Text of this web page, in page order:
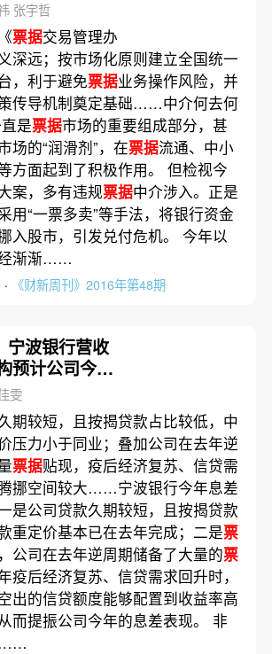
张宇哲
票据交易管理办
深远；按市场化原则建立全国统一
，利于避免票据业务操作风险，并
传导机制奠定基础……中介何去何
是票据市场的重要组成部分，甚
场的“润滑剂”，在票据流通、中小
方面起到了积极作用。 但检视今
案，多有违规票据中介涉入。正是
用“一票多卖”等手法，将银行资金
入股市，引发兑付危机。 今年以
渐渐……
《财新周刊》2016年第48期
宁波银行营收
预计公司今年
雯
期较短，且按揭贷款占比较低，中
压力小于同业；叠加公司在去年逆
票据贴现，疫后经济复苏、信贷需
挪空间较大……宁波银行今年息差
是公司贷款久期较短，且按揭贷款
重定价基本已在去年完成；二是票
公司在去年逆周期储备了大量的票
疫后经济复苏、信贷需求回升时，
出的信贷额度能够配置到收益率高
而提振公司今年的息差表现。 非
……